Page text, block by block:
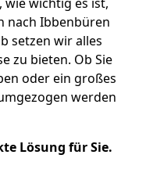
nach Ibbenbüren
setzen wir alles
zu bieten. Ob Sie
oder ein großes
werden
Lösung für Sie.